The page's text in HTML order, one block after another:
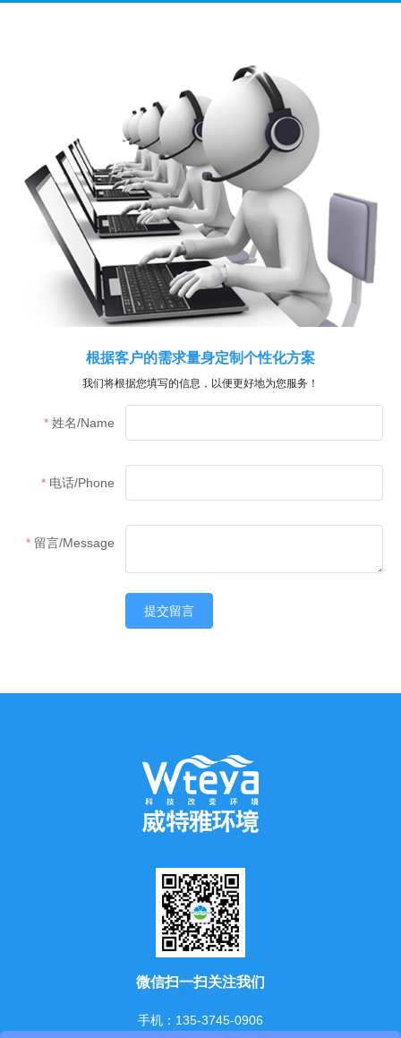
根据客户的需求量身定制个性化方案
我们将根据您填写的信息，以便更好地为您服务！
姓名/Name
电话/Phone
留言/Message
提交留言
微信扫一扫关注我们
手机：135-3745-0906